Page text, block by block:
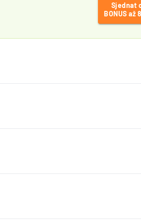
Sjednat
BONUS až